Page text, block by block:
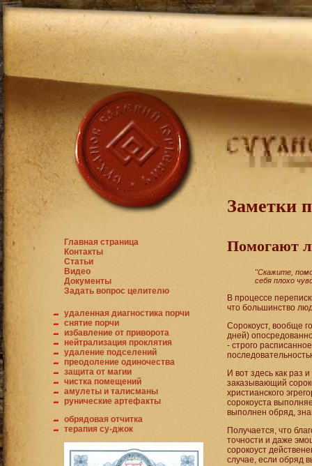
Заметки
Главная страница
Контакты
Статьи
Видео
Документы
Задать вопрос целителю
удаленная диагностика порчи
снятие порчи
избавление от приворота
нейтрализация проклятия
удаление подселений
преодоление одиночества
защита от магии
чистка помещений
амулеты и талисманы
рунические артефакты
обрядовая отчитка
терапия су-джок
Помогают
"Скажите,
себя плохо
В процессе
что большинство
Сорокоуст, вообще
дней)
- строго
И вот здесь как раз
заказывающий
христианского
сорокоуста
выполнен обряд,
Получается, что
точности и даже
сорокоуст
случае, если обряд